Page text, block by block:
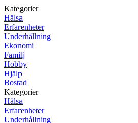
Kategorier
Hälsa
Erfarenheter
Underhållning
Ekonomi
Familj
Hobby
Hjälp
Bostad
Kategorier
Hälsa
Erfarenheter
Underhållning